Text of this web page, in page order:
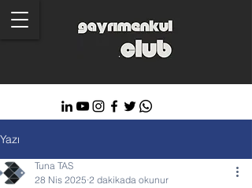
Yazı
Tuna TAS
28 Nis 2025 2 dakikada okunur